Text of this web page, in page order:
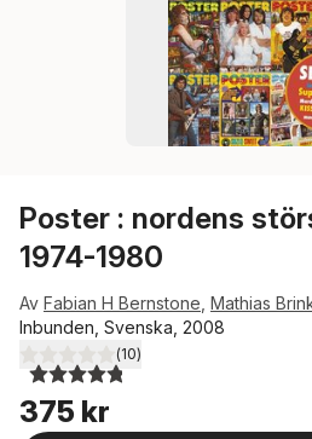
Poster : nordens
1974-1980
Av Fabian H Bernstone Mathias
Inbunden, Svenska, 2008
4,8utav 5 stjärnor. Totalt antal röster:
(10)
375 kr